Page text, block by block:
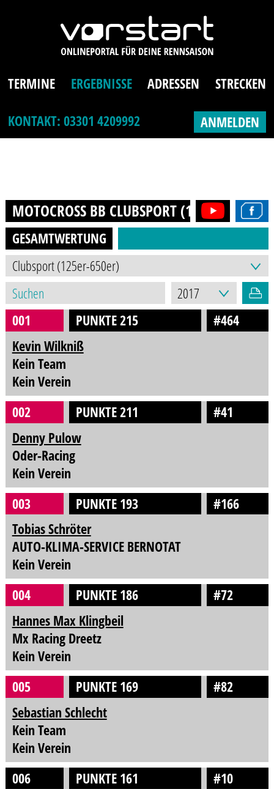
TERMINE ERGEBNISSE ADRESSEN
STRECKEN
KONTAKT: 03301 4209992
ANMELDEN
MOTOCROSS BB CLUBSPORT (125ER-650ER)
GESAMTWERTUNG
001 PUNKTE 215
#464
Kevin Wilkniß
Kein Team
Kein Verein
002
PUNKTE 211
#41
Denny Pulow
Oder-Racing
Kein Verein
003
PUNKTE 193
#166
Tobias Schröter
AUTO-KLIMA-SERVICE BERNOTAT
Kein Verein
004
PUNKTE 186
#72
Hannes Max Klingbeil
Mx Racing Dreetz
Kein Verein
005
PUNKTE 169
#82
Sebastian Schlecht
Kein Team
Kein Verein
006
PUNKTE 161
#10